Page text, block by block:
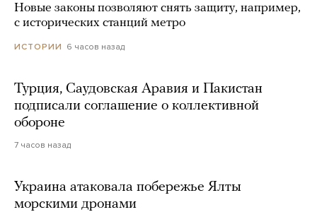
Новые законы позволяют снять защиту, например,
с исторических станций метро
ИСТОРИИ 6 часов назад
Турция, Саудовская Аравия и Пакистан
подписали соглашение о коллективной
обороне
7 часов назад
Украина атаковала побережье Ялты
морскими дронами